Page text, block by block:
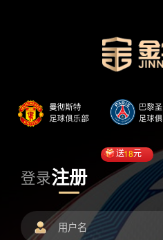
登录注册
送18元